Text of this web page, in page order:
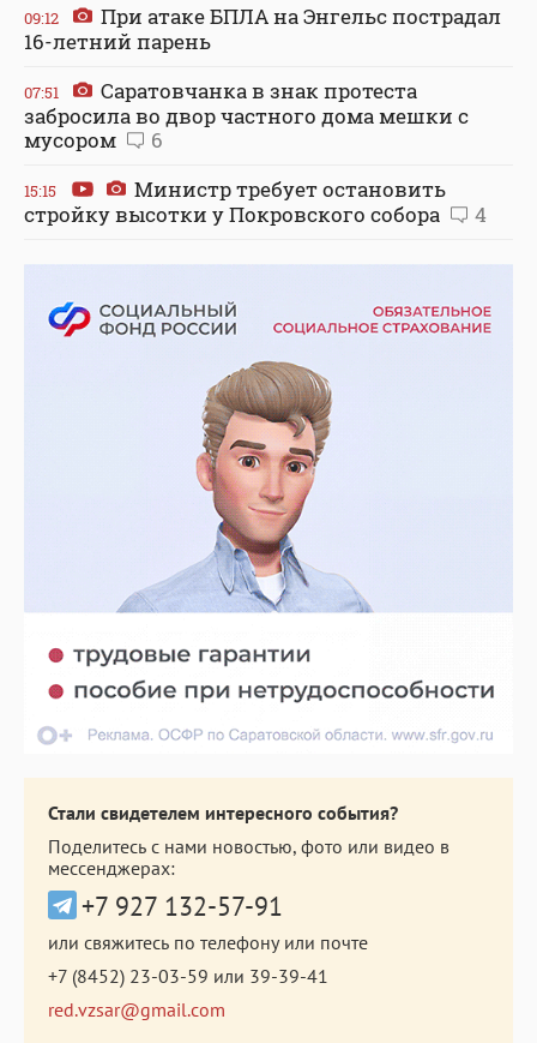
09:12
При атаке БПЛА на Энгельс пострадал
16-летний парень
07:51
Саратовчанка в знак протеста
забросила во двор частного дома мешки с
мусором
6
15:15
Министр требует остановить
стройку высотки у Покровского собора
4
Стали свидетелем интересного события?
Поделитесь с нами новостью, фото или видео в
мессенджерах:
+7 927 132-57-91
или свяжитесь по телефону или почте
+7 (8452) 23-03-59 или 39-39-41
red.vzsar@gmail.com